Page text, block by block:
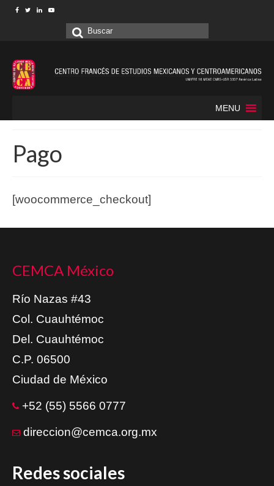
Buscar
MENU
Pago
[woocommerce_checkout]
CEMCA México
Río Nazas #43
Col. Cuauhtémoc
Del. Cuauhtémoc
C.P. 06500
Ciudad de México
+52 (55) 5566 0777
direccion@cemca.org.mx
Redes sociales